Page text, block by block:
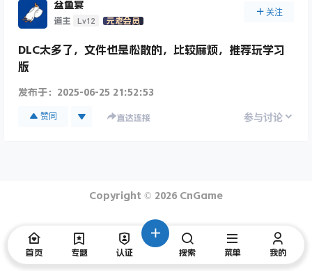
盆鱼宴
道主 Lv12 元老会员
关注
DLC太多了，文件也是松散的，比较麻烦，推荐玩学习
版
发布于： 2025-06-25 21:52:53
赞同 直达连接 参与讨论
Copyright © 2026 CnGame
首页 专题 认证 搜索 菜单 我的